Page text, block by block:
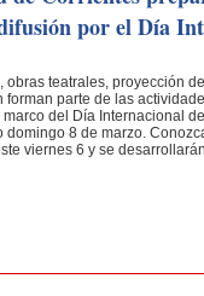
por el Día
obras teatrales, proyección
forman parte de las
del Día Internacional
domingo 8 de marzo.
viernes 6 y se